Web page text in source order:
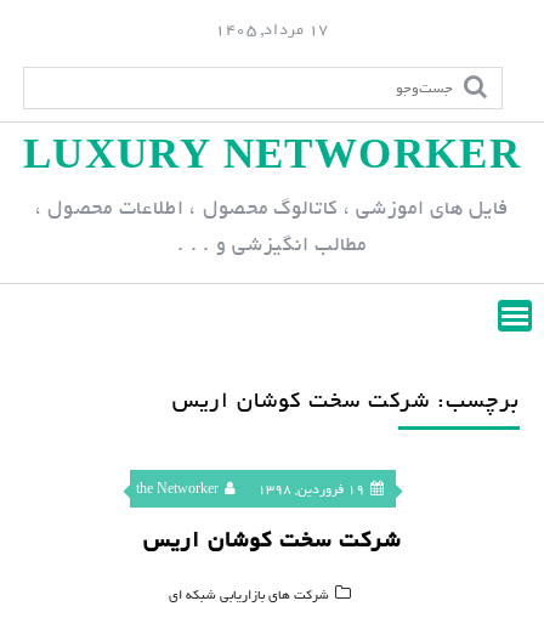
p
n
17 مرداد, 1405
LUXURY NETWORKER
فایل های اموزشی ، کاتالوگ محصول ، اطلاعات محصول ،
مطالب انگیزشی و . . .
برچسب: شرکت سخت کوشان اریس
19 فروردین, 1398 the Networker
شرکت سخت کوشان اریس
شرکت های بازاریابی شبکه ای